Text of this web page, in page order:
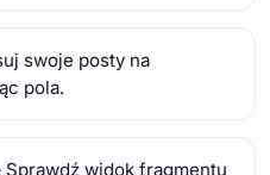
swoje posty na
pola.
Sprawdź widok fragmentu